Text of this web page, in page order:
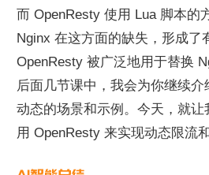
而 OpenResty 使用 Lua 脚本的
Nginx 在这方面的缺失，形成了
OpenResty 被广泛地用于替换
后面几节课中，我会为你继续
动态的场景和示例。今天，就
用 OpenResty 来实现动态限流和